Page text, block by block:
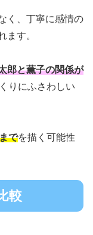
く、丁寧に感情の
ます。
郎と薫子の関係が
りにふさわしい
でを描く可能性
較